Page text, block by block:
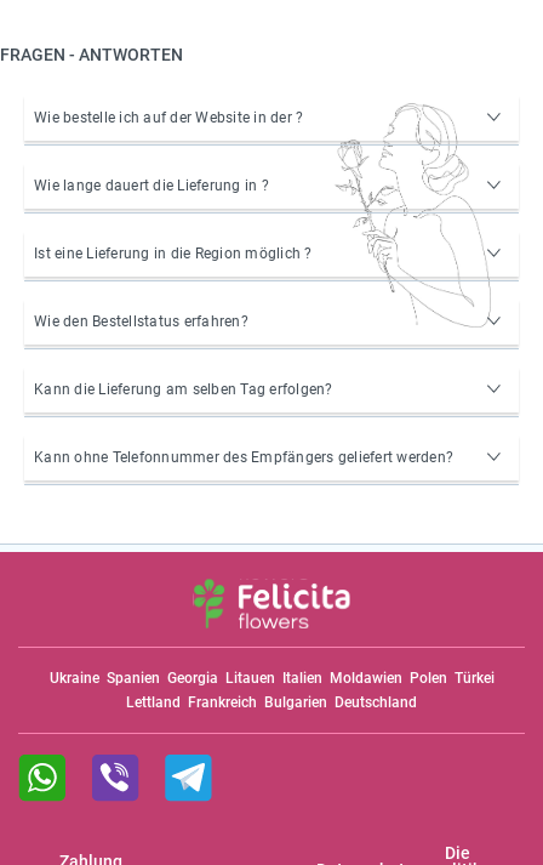
FRAGEN - ANTWORTEN
Wie bestelle ich auf der Website in der ?
Wie lange dauert die Lieferung in ?
Ist eine Lieferung in die Region möglich ?
Wie den Bestellstatus erfahren?
Kann die Lieferung am selben Tag erfolgen?
Kann ohne Telefonnummer des Empfängers geliefert werden?
Ukraine Spanien Georgia Litauen Italien Moldawien Polen Türkei
Lettland
Frankreich Bulgarien Deutschland
Die